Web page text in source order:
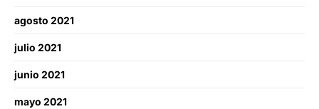
agosto 2021
julio 2021
junio 2021
mayo 2021